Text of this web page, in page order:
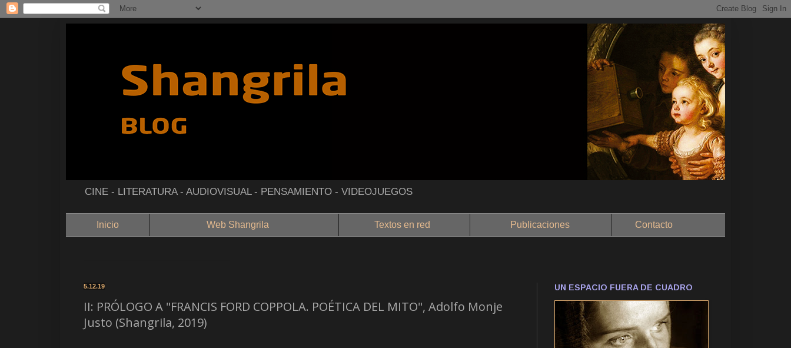
CINE - LITERATURA - AUDIOVISUAL - PENSAMIENTO - VIDEOJUEGOS
Inicio Web Shangrila Textos en red Publicaciones Contacto
5.12.19
II: PRÓLOGO A "FRANCIS FORD COPPOLA. POÉTICA DEL MITO", Adolfo Monje
Justo (Shangrila, 2019)
UN ESPACIO FUERA DE CUADRO